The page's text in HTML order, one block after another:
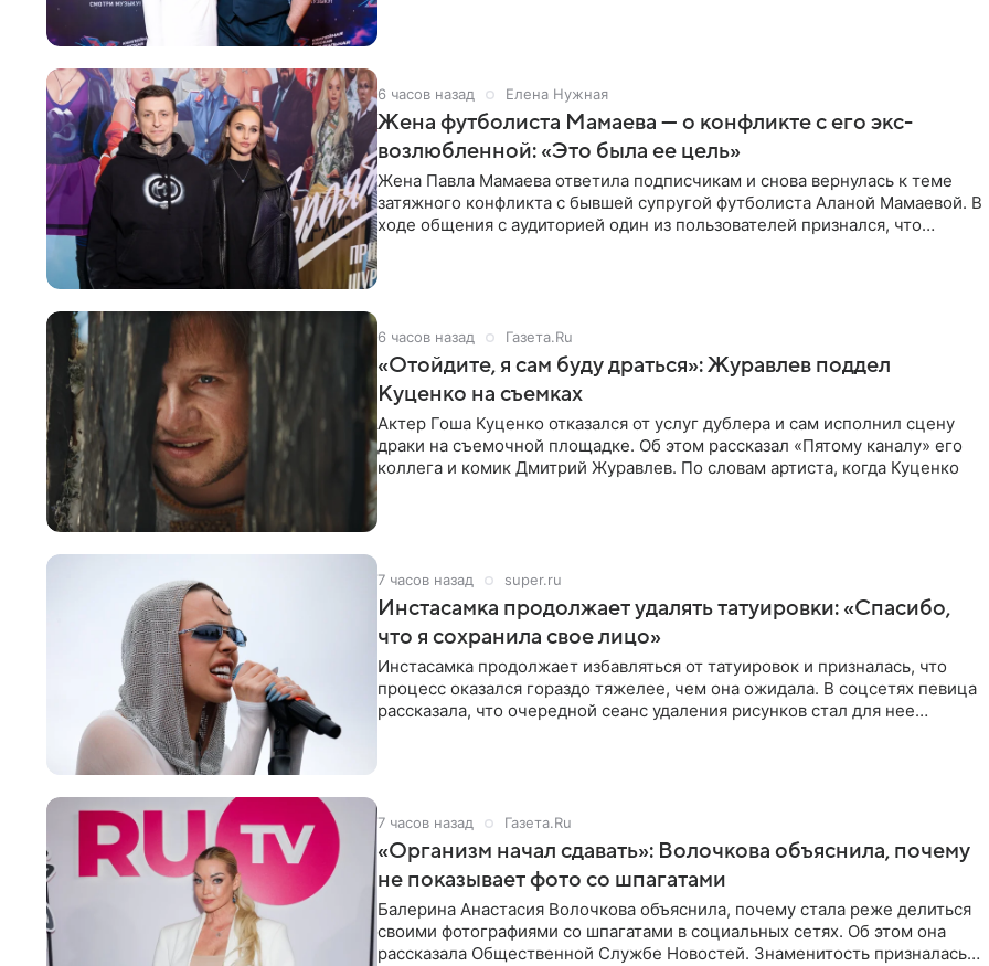
6 часов назад Елена Нужная
Жена футболиста Мамаева — о конфликте с его экс-
возлюбленной: «Это была ее цель»
Жена Павла Мамаева ответила подписчикам и снова вернулась к теме
затяжного конфликта с бывшей супругой футболиста Аланой Мамаевой. В
ходе общения с аудиторией один из пользователей признался, что
6 часов назад Газета.Ru
«Отойдите, я сам буду драться»: Журавлев поддел
Куценко на съемках
Актер Гоша Куценко отказался от услуг дублера и сам исполнил сцену
драки на съемочной площадке. Об этом рассказал «Пятому каналу» его
коллега и комик Дмитрий Журавлев. По словам артиста, когда Куценко
7 часов назад super.ru
Инстасамка продолжает удалять татуировки: «Спасибо,
что я сохранила свое лицо»
Инстасамка продолжает избавляться от татуировок и призналась, что
процесс оказался гораздо тяжелее, чем она ожидала. В соцсетях певица
рассказала, что очередной сеанс удаления рисунков стал для нее
7 часов назад Газета.Ru
«Организм начал сдавать»: Волочкова объяснила, почему
не показывает фото со шпагатами
Балерина Анастасия Волочкова объяснила, почему стала реже делиться
своими фотографиями со шпагатами в социальных сетях. Об этом она
рассказала Общественной Службе Новостей. Знаменитость призналась,